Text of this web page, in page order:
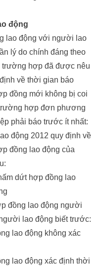
động
lao động với người lao
lý do chính đáng theo
trường hợp đã được nêu
về thời gian báo
đồng mới không bị coi
hợp đơn phương
phải báo trước ít nhất:
động 2012 quy định về
đồng lao động của
dứt hợp đồng lao
đồng lao động người
lao động biết trước:
lao động không xác
lao động xác định thời